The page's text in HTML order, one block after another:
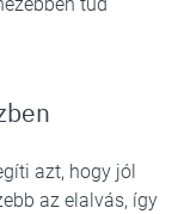
azt, hogy jól
az elalvás, így